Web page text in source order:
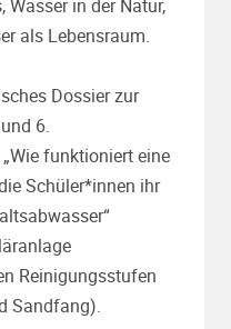
Wasser in der Natur,
als Lebensraum.
Dossier zur
6.
funktioniert eine
Schüler*innen ihr
Reinigungsstufen
Sandfang).